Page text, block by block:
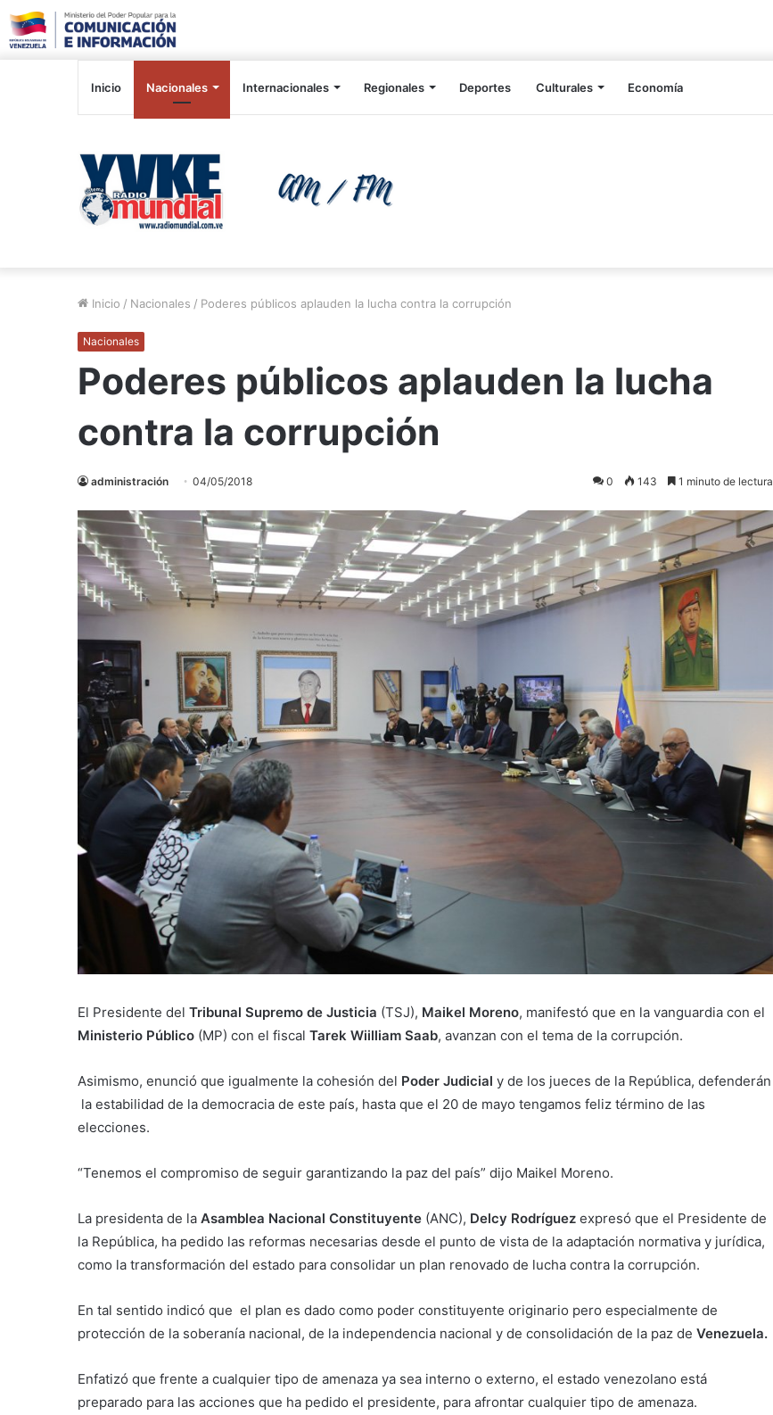
Inicio Nacionales Internacionales Regionales Deportes Culturales Economía
Inicio / Nacionales / Poderes públicos aplauden la lucha contra la corrupción
Nacionales
Poderes públicos aplauden la lucha
contra la corrupción
administración 04/05/2018 0 143 1 minuto de lectura
El Presidente del Tribunal Supremo de Justicia (TSJ), Maikel Moreno, manifestó que en la vanguardia con el
Ministerio Público (MP) con el fiscal Tarek Wiilliam Saab, avanzan con el tema de la corrupción.
Asimismo, enunció que igualmente la cohesión del Poder Judicial y de los jueces de la República, defenderán
la estabilidad de la democracia de este país, hasta que el 20 de mayo tengamos feliz término de las
elecciones.
“Tenemos el compromiso de seguir garantizando la paz del país” dijo Maikel Moreno.
La presidenta de la Asamblea Nacional Constituyente (ANC), Delcy Rodríguez expresó que el Presidente de
la República, ha pedido las reformas necesarias desde el punto de vista de la adaptación normativa y jurídica,
como la transformación del estado para consolidar un plan renovado de lucha contra la corrupción.
En tal sentido indicó que el plan es dado como poder constituyente originario pero especialmente de
protección de la soberanía nacional, de la independencia nacional y de consolidación de la paz de Venezuela.
Enfatizó que frente a cualquier tipo de amenaza ya sea interno o externo, el estado venezolano está
preparado para las acciones que ha pedido el presidente, para afrontar cualquier tipo de amenaza.